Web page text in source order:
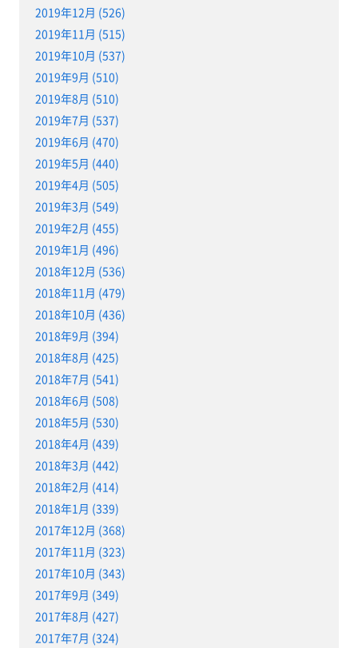
2019年12月 (526)
2019年11月 (515)
2019年10月 (537)
2019年9月 (510)
2019年8月 (510)
2019年7月 (537)
2019年6月 (470)
2019年5月 (440)
2019年4月 (505)
2019年3月 (549)
2019年2月 (455)
2019年1月 (496)
2018年12月 (536)
2018年11月 (479)
2018年10月 (436)
2018年9月 (394)
2018年8月 (425)
2018年7月 (541)
2018年6月 (508)
2018年5月 (530)
2018年4月 (439)
2018年3月 (442)
2018年2月 (414)
2018年1月 (339)
2017年12月 (368)
2017年11月 (323)
2017年10月 (343)
2017年9月 (349)
2017年8月 (427)
2017年7月 (324)